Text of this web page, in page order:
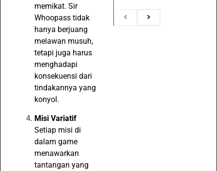
memikat. Sir
Whoopass tidak
hanya berjuang
melawan musuh,
tetapi juga harus
menghadapi
konsekuensi dari
tindakannya yang
konyol.
Misi Variatif
Setiap misi di
dalam game
menawarkan
tantangan yang